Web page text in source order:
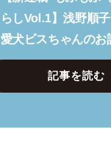
らしVol.1】浅野順
愛犬ビスちゃんのお
記事を読む